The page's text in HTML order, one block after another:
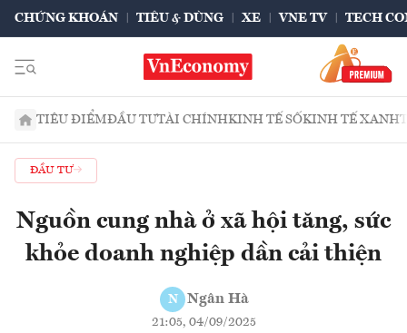
CHỨNG KHOÁN TIÊU & DÙNG XE VNE TV TECH
TIÊU ĐIỂMĐẦU TƯTÀI CHÍNHKINH TẾ SỐKINH TẾ XANH
ĐẦU TƯ
Nguồn cung nhà ở xã hội tăng, sức
khỏe doanh nghiệp dần cải thiện
N Ngân Hà
21:05, 04/09/2025